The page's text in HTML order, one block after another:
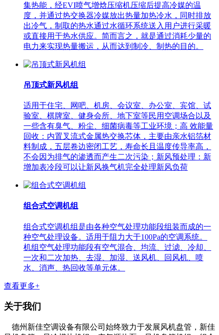
集热能，经EVI喷气增焓压缩机压缩后提高冷媒的温
度，并通过热交换器冷媒放出热量加热冷水，同时排放
出冷气，制取的热水通过水循环系统送入用户进行采暖
或直接用于热水供应。简而言之，就是通过消耗少量的
电力来实现热量搬运，从而达到制冷、制热的目的。
吊顶式新风机组
适用于住宅、网吧、机房、会议室、办公室、宾馆、试
验室、棋牌室、健身会所、地下室等民用空调场合以及
一些含有臭气、粉尘、细菌病毒等工业环境；高 效能量
回收：内置叉流式金属热交换芯体，主要由亲水铝箔材
料制成，五层卷边密闭工艺，寿命长且温度传导率高，
不会因为排气的渗透而产生二次污染；新风预处理：新
增加表冷段可以让新风换气机完全处理新风负荷
组合式空调机组
组合式空调机组是由各种空气处理功能段组装而成的一
种空气处理设备。适用于阻力大于100Pa的空调系统。
机组空气处理功能段有空气混合、均流、过滤、冷却、
一次和二次加热、去湿、加湿、送风机、回风机、喷
水、消声、热回收等单元体。
查看更多+
关于我们
德州新佳空调设备有限公司始终致力于发展风机盘管，新佳